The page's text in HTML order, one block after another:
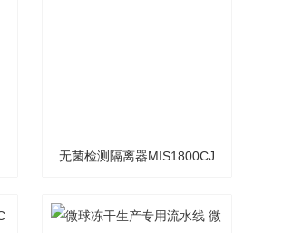
无菌检测隔离器MIS1800CJ